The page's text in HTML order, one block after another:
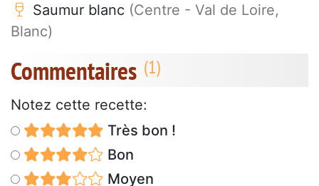
Saumur blanc (Centre - Val de Loire,
Blanc)
Commentaires
Notez cette recette:
Très bon !
Bon
Moyen